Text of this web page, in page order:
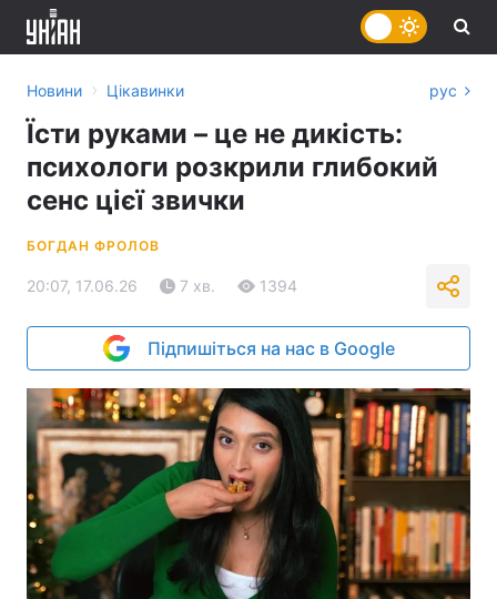
Новини › Цікавинки рус
Їсти руками – це не дикість:
психологи розкрили глибокий
сенс цієї звички
БОГДАН ФРОЛОВ
20:07, 17.06.26 7 хв. 1394
Підпишіться на нас в Google